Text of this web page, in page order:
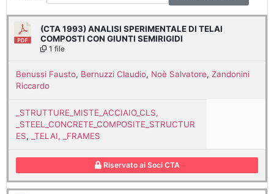
(CTA 1993) ANALISI SPERIMENTALE DI TELAI
COMPOSTI CON GIUNTI SEMIRIGIDI
1 file
Benussi Fausto, Bernuzzi Claudio, Noè Salvatore, Zandonini
Riccardo
_STRUTTURE_MISTE_ACCIAIO_CLS,
_STEEL_CONCRETE_COMPOSITE_STRUCTUR
ES, _TELAI, _FRAMES
Riservato ai Soci CTA